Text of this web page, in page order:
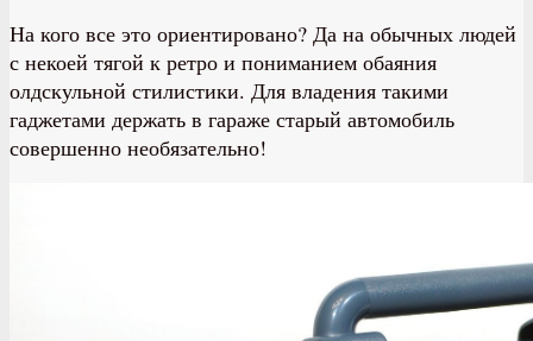
На кого все это ориентировано? Да на обычных людей
с некоей тягой к ретро и пониманием обаяния
олдскульной стилистики. Для владения такими
гаджетами держать в гараже старый автомобиль
совершенно необязательно!